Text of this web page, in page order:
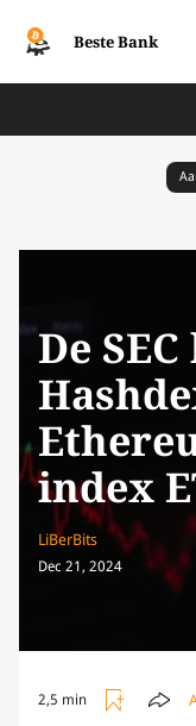
Beste Bank
De
index
LiBerBits
Dec 21, 2024
2,5 min